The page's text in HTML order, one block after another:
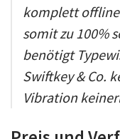
komplett
somit zu 100%
benötigt
Swiftkey & Co.
Vibration